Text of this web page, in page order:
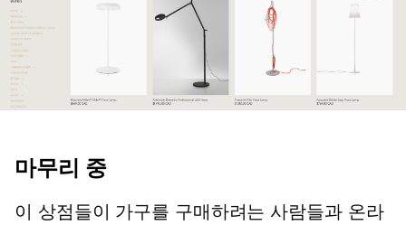
마무리 중
이 상점들이 가구를 구매하려는 사람들과 온라